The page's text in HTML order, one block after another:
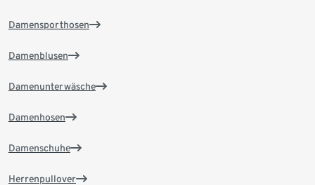
Damensporthosen
Damenblusen
Damenunterwäsche
Damenhosen
Damenschuhe
Herrenpullover